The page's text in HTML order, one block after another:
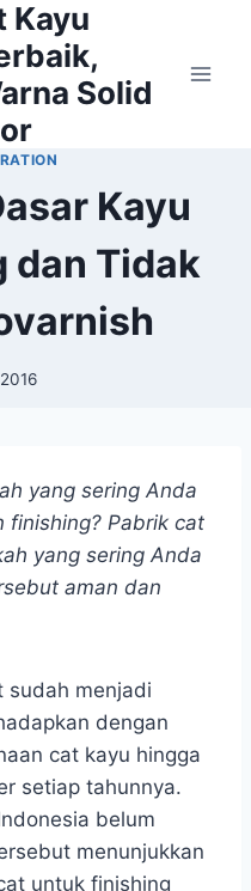
Kayu
Solid
Kayu
dan Tidak
yang sering Anda
finishing? Pabrik cat
yang sering Anda
aman dan
sudah menjadi
dengan
cat kayu hingga
setiap tahunnya.
belum
menunjukkan
untuk finishing